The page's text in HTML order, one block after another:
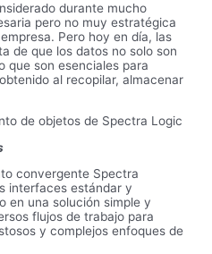
durante mucho
pero no muy estratégica
Pero hoy en día, las
de que los datos no solo son
que son esenciales para
al recopilar, almacenar
de objetos de Spectra Logic
convergente Spectra
interfaces estándar y
en una solución simple y
flujos de trabajo para
y complejos enfoques de